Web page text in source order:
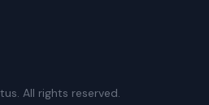
All rights reserved.